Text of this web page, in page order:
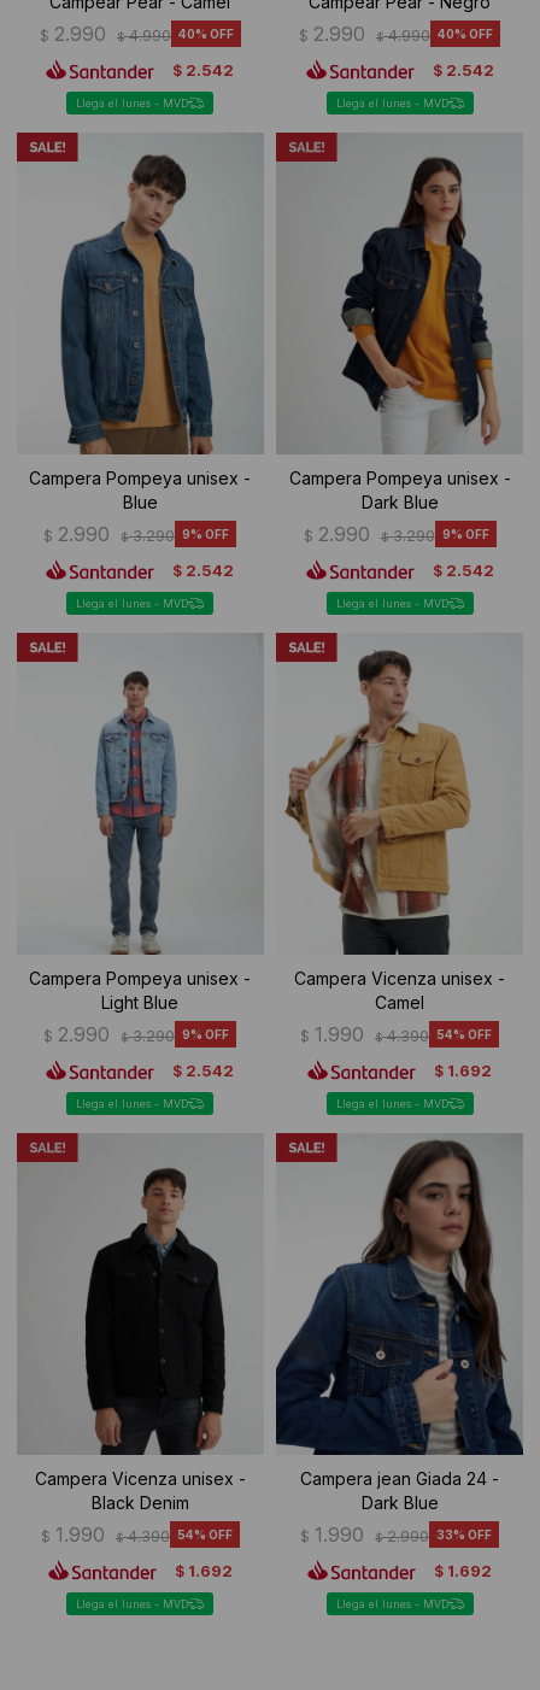
$ 2.990 $ 4.990 40
$ 2.542
Llega el lunes - MVD
$ 2.990 $ 4.990 40
$ 2.542
Llega el lunes - MVD
Campera Pompeya unisex -
Blue
$ 2.990 $ 3.290 9
$ 2.542
Llega el lunes - MVD
Campera Pompeya unisex -
Dark Blue
$ 2.990 $ 3.290 9
$ 2.542
Llega el lunes - MVD
Campera Pompeya unisex -
Light Blue
$ 2.990 $ 3.290 9
$ 2.542
Llega el lunes - MVD
Campera Vicenza unisex -
Camel
$ 1.990 $ 4.390 54
$ 1.692
Llega el lunes - MVD
Campera Vicenza unisex -
Black Denim
$ 1.990 $ 4.390 54
$ 1.692
Llega el lunes - MVD
Campera jean Giada 24 -
Dark Blue
$ 1.990 $ 2.990 33
$ 1.692
Llega el lunes - MVD